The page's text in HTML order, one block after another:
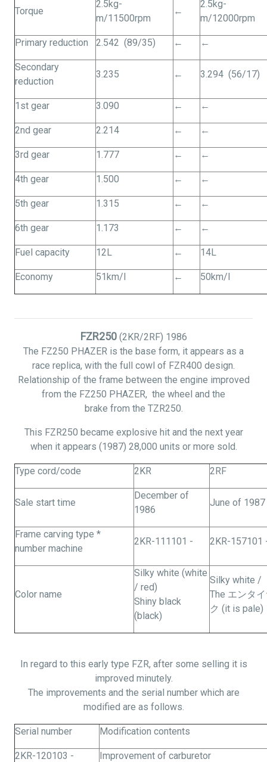
Torque
2.5kg-
m/11500rpm
←
2.5kg-
m/12000rpm
Primary reduction 2.542 (89/35) ← ←
Secondary
reduction
3.235 ← 3.294 (56/17)
1st gear 3.090 ← ←
2nd gear 2.214 ← ←
3rd gear 1.777 ← ←
4th gear 1.500 ← ←
5th gear 1.315 ← ←
6th gear 1.173 ← ←
Fuel capacity 12L ← 14L
Economy 51km/l ← 50km/l
FZR250 (2KR/2RF) 1986
The FZ250 PHAZER is the base form, it appears as a
race replica, with the full cowl of FZR400 design.
Relationship of the frame between the engine improved
from the FZ250 PHAZER, the wheel and the
brake from the TZR250.
This FZR250 became explosive hit and the next year
when it appears (1987) 28,000 units or more sold.
Type cord/code 2KR 2RF
Sale start time
December of
1986
June of 1987
Frame carving type *
number machine
2KR-111101 - 2KR-157101
Color name
Silky white (white
/ red)
Shiny black
(black)
Silky white /
The エンタ
ク (it is pale)
In regard to this early type FZR, after some selling it is
improved minutely.
The improvements and the serial number which are
modified are as follows.
Serial number Modification contents
2KR-120103 - Improvement of carburetor